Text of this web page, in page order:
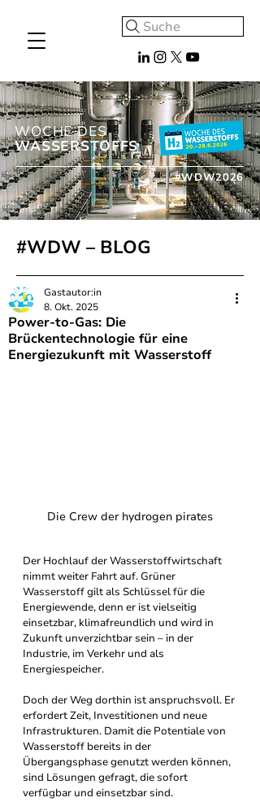
Suche
WOCHE DES
WASSERSTOFFS
#WDW2026
#WDW – BLOG
Power-to-Gas: Die
Brückentechnologie für eine
Energiezukunft mit Wasserstoff
Gastautor:in
8. Okt. 2025
Die Crew der hydrogen pirates
Der Hochlauf der Wasserstoffwirtschaft
nimmt weiter Fahrt auf. Grüner
Wasserstoff gilt als Schlüssel für die
Energiewende, denn er ist vielseitig
einsetzbar, klimafreundlich und wird in
Zukunft unverzichtbar sein – in der
Industrie, im Verkehr und als
Energiespeicher.
Doch der Weg dorthin ist anspruchsvoll. Er
erfordert Zeit, Investitionen und neue
Infrastrukturen. Damit die Potentiale von
Wasserstoff bereits in der
Übergangsphase genutzt werden können,
sind Lösungen gefragt, die sofort
verfügbar und einsetzbar sind.